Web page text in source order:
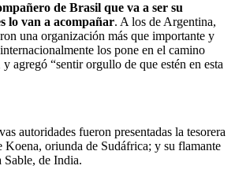
de Brasil que va a ser su
lo van a acompañar. A los de Argentina,
una organización más que importante y
los pone en el camino
agregó “sentir orgullo de que estén en esta
autoridades fueron presentadas la tesorera
oriunda de Sudáfrica; y su flamante
Sable, de India.